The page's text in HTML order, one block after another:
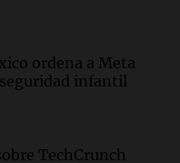
ordena a Meta
infantil
TechCrunch